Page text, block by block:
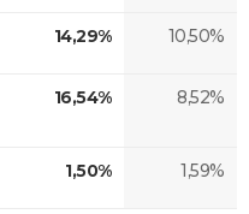
14,29% 10,50%
16,54% 8,52%
1,50% 1,59%